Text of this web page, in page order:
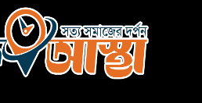
ছাড়লেন ১১ দলের নেতারা
এআই বক্তব্য দিয়েছে শেখ হাসিনা